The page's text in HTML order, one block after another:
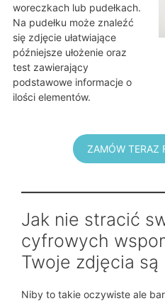
woreczkach lub pudełkach.
Na pudełku może znaleźć
się zdjęcie ułatwiające
późniejsze ułożenie oraz
test zawierający
podstawowe informacje o
ilości elementów.
ZAMÓW TERAZ
Jak nie stracić
cyfrowych
Twoje zdjęcia są
Niby to takie oczywiste ale